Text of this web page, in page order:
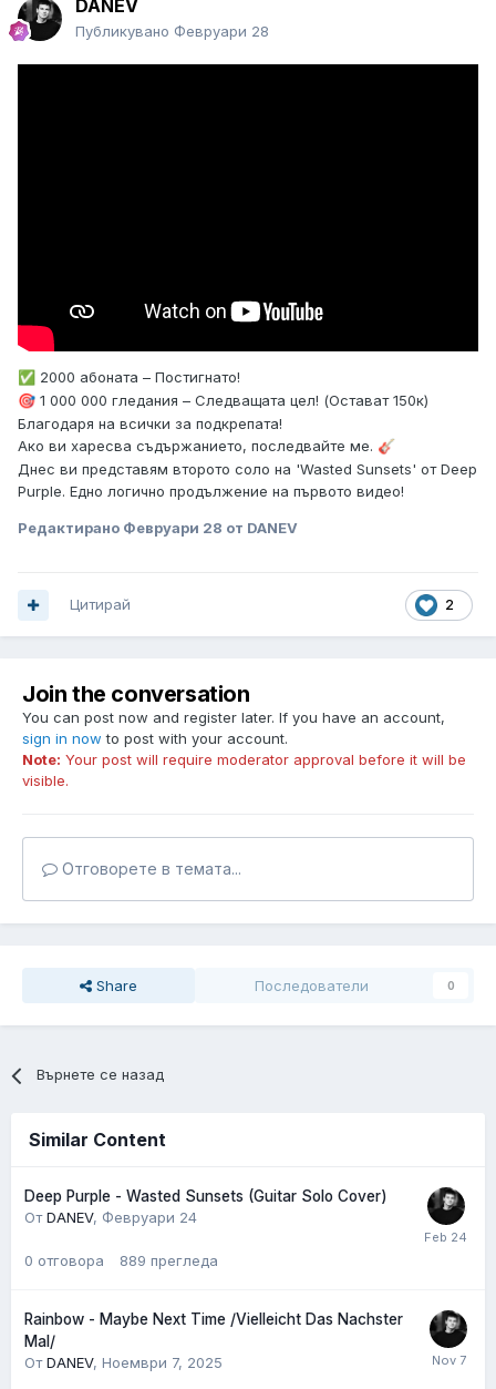
DANEV
Публикувано Февруари 28
✅ 2000 абоната – Постигнато!
🎯 1 000 000 гледания – Следващата цел! (Остават 150к)
Благодаря на всички за подкрепата!
Ако ви харесва съдържанието, последвайте ме. 🎸
Днес ви представям второто соло на 'Wasted Sunsets' от Deep
Purple. Едно логично продължение на първото видео!
Редактирано Февруари 28 от DANEV
2
Цитирай
Join the conversation
You can post now and register later. If you have an account,
sign in now to post with your account.
Note: Your post will require moderator approval before it will be
visible.
Отговорете в темата...
Share Последователи 0
Върнете се назад
Similar Content
Deep Purple - Wasted Sunsets (Guitar Solo Cover)
ОтDANEV, Февруари 24
0 отговора 889 прегледа
Rainbow - Maybe Next Time /Vielleicht Das Nachster
Mal/
ОтDANEV, Ноември 7, 2025